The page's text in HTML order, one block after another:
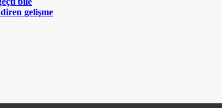
gelişme